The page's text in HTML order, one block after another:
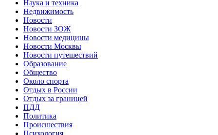
Наука и техника
Недвижимость
Новости
Новости ЗОЖ
Новости медицины
Новости Москвы
Новости путешествий
Образование
Общество
Около спорта
Отдых в России
Отдых за границей
ПДД
Политика
Происшествия
Психология